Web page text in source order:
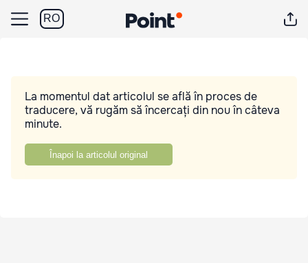
RO
La momentul dat articolul se află în proces de
traducere, vă rugăm să încercați din nou în câteva
minute.
Înapoi la articolul original